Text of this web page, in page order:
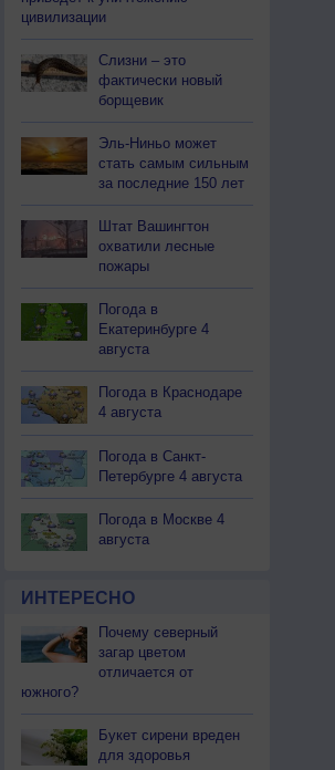
цивилизации
Слизни – это
фактически новый
борщевик
Эль-Ниньо может
стать самым сильным
за последние 150 лет
Штат Вашингтон
охватили лесные
пожары
Погода в
Екатеринбурге 4
августа
Погода в Краснодаре
4 августа
Погода в Санкт-
Петербурге 4 августа
Погода в Москве 4
августа
ИНТЕРЕСНО
Почему северный
загар цветом
отличается от
южного?
Букет сирени вреден
для здоровья